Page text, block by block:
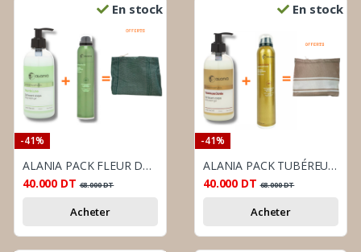
En stock
-41%
ALANIA PACK FLEUR DE LUNE : GEL LAVANT CORPS 350 ML + DÉODORANT PARFUMÉ SPRAY 200 ML
40.000 DT 68.000DT
Acheter
En stock
-41%
ALANIA PACK TUBÉREUSE DORÉE : GEL LAVANT CORPS 350 ML + DÉODORANT PARFUMÉ SPRAY 200 ML
40.000 DT 68.000DT
Acheter